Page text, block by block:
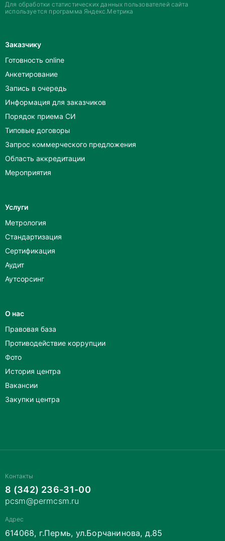
Для обработки статистических данных пользователей сайта
используется программа Яндекс.Метрика
Заказчику
Готовность online
Анкетирование
Запись в очередь
Информация для заказчиков
Порядок приема СИ
Типовые договоры
Запрос коммерческого предложения
Область аккредитации
Мероприятия
Услуги
Метрология
Стандартизация
Сертификация
Аудит
Аутсорсинг
О нас
Правовая база
Противодействие коррупции
Фото
История центра
Вакансии
Закупки центра
Контакты
8 (342) 236-31-00
pcsm@permcsm.ru
Адрес
614068, г.Пермь, ул.Борчанинова, д.85